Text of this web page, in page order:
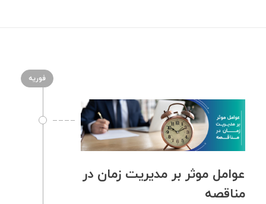
فوریه
عوامل موثر بر مدیریت زمان در
مناقصه